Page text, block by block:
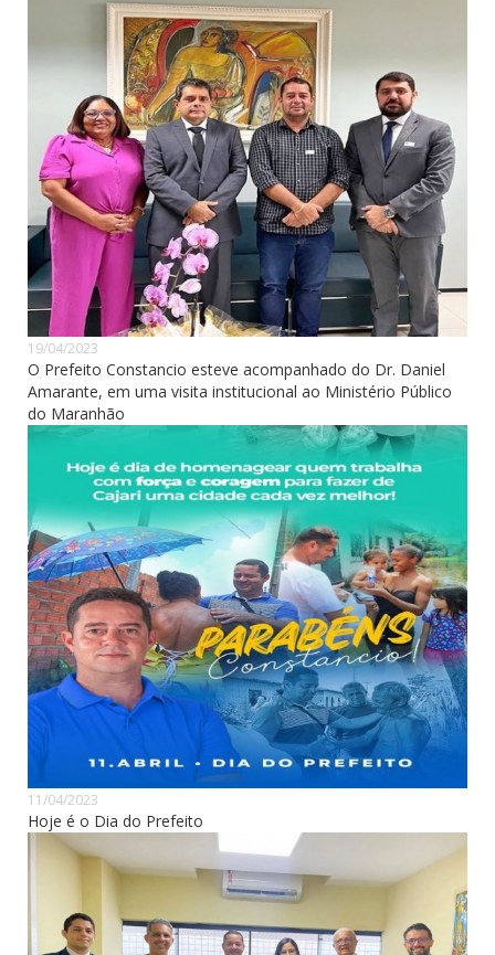
19/04/2023
O Prefeito Constancio esteve acompanhado do Dr. Daniel
Amarante, em uma visita institucional ao Ministério Público
do Maranhão
11/04/2023
Hoje é o Dia do Prefeito